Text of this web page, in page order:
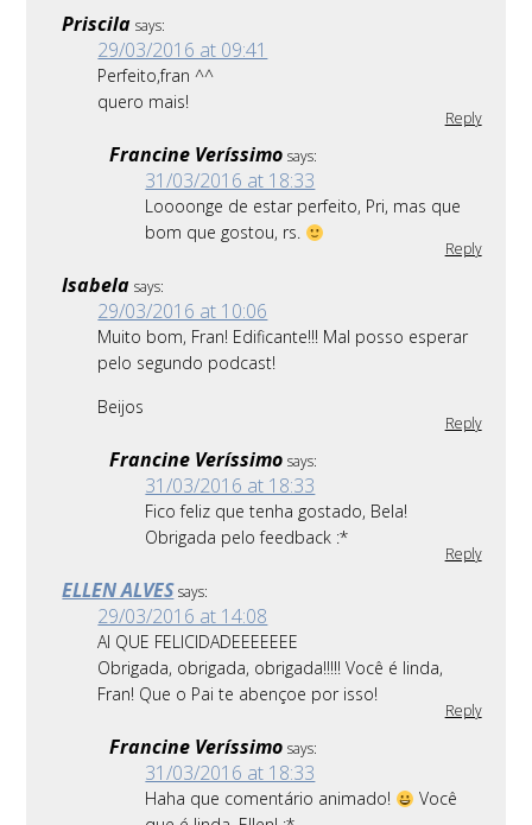
Priscila says:
29/03/2016 at 09:41
Perfeito,fran ^^
quero mais!
Reply
Francine Veríssimo says:
31/03/2016 at 18:33
Loooonge de estar perfeito, Pri, mas que
bom que gostou, rs.
Reply
Isabela says:
29/03/2016 at 10:06
Muito bom, Fran! Edificante!!! Mal posso esperar
pelo segundo podcast!
Beijos
Reply
Francine Veríssimo says:
31/03/2016 at 18:33
Fico feliz que tenha gostado, Bela!
Obrigada pelo feedback :*
Reply
ELLEN ALVES says:
29/03/2016 at 14:08
AI QUE FELICIDADEEEEEEE
Obrigada, obrigada, obrigada!!!!! Você é linda,
Fran! Que o Pai te abençoe por isso!
Reply
Francine Veríssimo says:
31/03/2016 at 18:33
Haha que comentário animado!
Você